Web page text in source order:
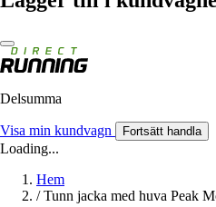
Delsumma
Visa min kundvagn Fortsätt handla
Loading...
Hem
/ Tunn jacka med huva Peak